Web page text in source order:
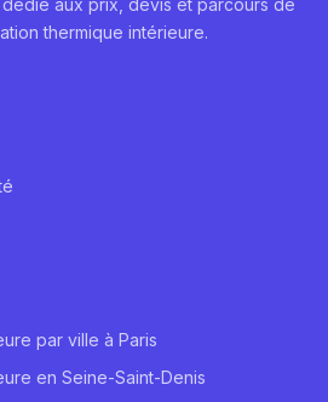
thermique intérieure.
par ville à Paris
en Seine-Saint-Denis